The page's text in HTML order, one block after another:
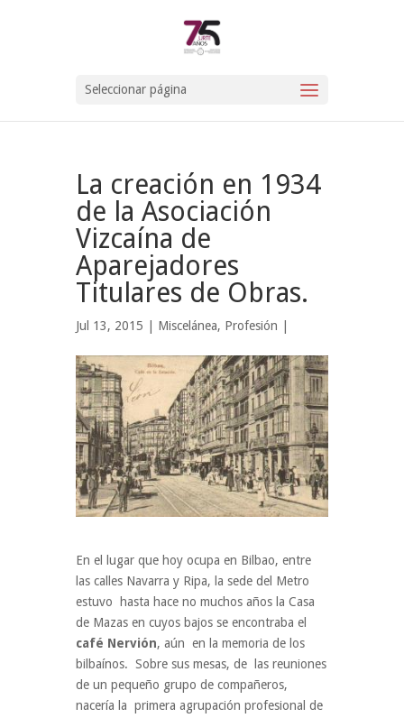
Seleccionar página
La creación en 1934
de la Asociación
Vizcaína de
Aparejadores
Titulares de Obras.
Jul 13, 2015 | Miscelánea, Profesión
En el lugar que hoy ocupa en Bilbao, entre
las calles Navarra y Ripa, la sede del Metro
estuvo hasta hace no muchos años la Casa
de Mazas en cuyos bajos se encontraba el
café Nervión, aún en la memoria de los
bilbaínos. Sobre sus mesas, de las reuniones
de un pequeño grupo de compañeros,
nacería la primera agrupación profesional de